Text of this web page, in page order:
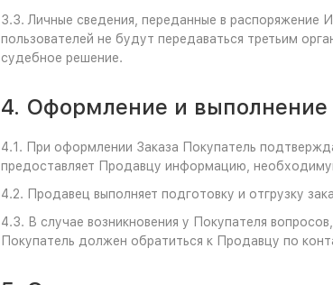
3.3. Личные сведения, переданные в распоряжение
пользователей не будут передаваться третьим
судебное решение.
4. Оформление и выполнение
4.1. При оформлении Заказа Покупатель
предоставляет Продавцу информацию,
4.2. Продавец выполняет подготовку и отгрузку
4.3. В случае возникновения у Покупателя
Покупатель должен обратиться к Продавцу по